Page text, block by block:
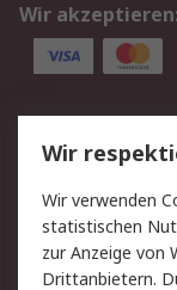
Wir
Service
Value Added
Hilfe
Wir
Wir verwenden
statistischen
zur Anzeige von
Drittanbietern.